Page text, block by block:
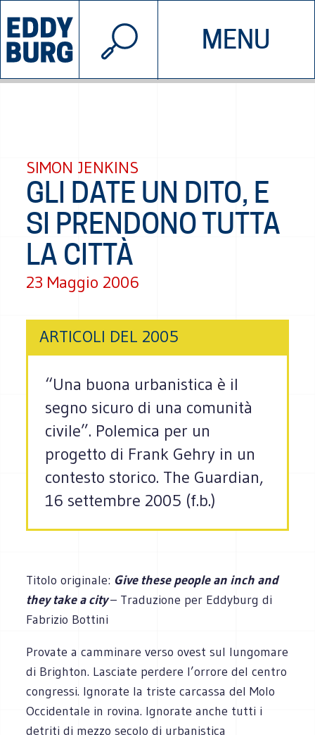
MENU
INIZIATIVE CHI SIAMO
© 2026 EDDYBURG
SIMON JENKINS
GLI DATE UN DITO, E
SI PRENDONO TUTTA
LA CITTÀ
23 Maggio 2006
ARTICOLI DEL 2005
“Una buona urbanistica è il
segno sicuro di una comunità
civile”. Polemica per un
progetto di Frank Gehry in un
contesto storico. The Guardian,
16 settembre 2005 (f.b.)
Titolo originale: Give these people an inch and
they take a city– Traduzione per Eddyburg di
Fabrizio Bottini
Provate a camminare verso ovest sul lungomare
di Brighton. Lasciate perdere l’orrore del centro
congressi. Ignorate la triste carcassa del Molo
Occidentale in rovina. Ignorate anche tutti i
detriti di mezzo secolo di urbanistica